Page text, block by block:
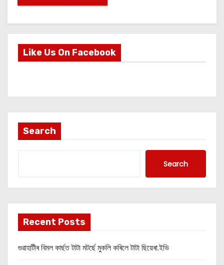
Like Us On Facebook
Search
Search
Recent Posts
গুৱাহাটীৰ বিমল কাৰ্ছত টাটা মটৰ্ছে মুকলি কৰিলে টাটা ছিয়েৰা.ইভি